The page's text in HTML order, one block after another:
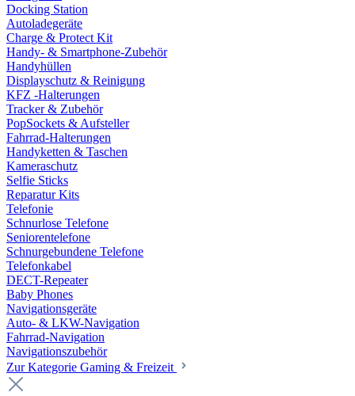
Docking Station
Autoladegeräte
Charge & Protect Kit
Handy- & Smartphone-Zubehör
Handyhüllen
Displayschutz & Reinigung
KFZ -Halterungen
Tracker & Zubehör
PopSockets & Aufsteller
Fahrrad-Halterungen
Handyketten & Taschen
Kameraschutz
Selfie Sticks
Reparatur Kits
Telefonie
Schnurlose Telefone
Seniorentelefone
Schnurgebundene Telefone
Telefonkabel
DECT-Repeater
Baby Phones
Navigationsgeräte
Auto- & LKW-Navigation
Fahrrad-Navigation
Navigationszubehör
Zur Kategorie Gaming & Freizeit